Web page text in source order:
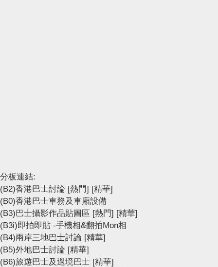
分板連結:
(B2)香港巴士討論 [熱門] [精華]
(B0)香港巴士車務及車廂設備
(B3)巴士攝影作品貼圖區 [熱門] [精華]
(B3i)即拍即貼 -手機相&翻拍Mon相
(B4)兩岸三地巴士討論 [精華]
(B5)外地巴士討論 [精華]
(B6)旅遊巴士及過境巴士 [精華]